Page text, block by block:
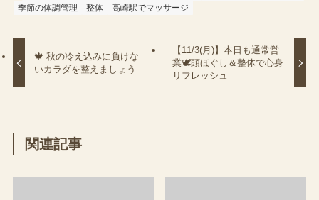
季節の体調管理
整体 高崎駅でマッサージ
🍁 秋の冷え込みに負けな
いカラダを整えましょう
【11/3(月)】本日も通常営
業🕊頭ほぐし＆整体で心身
リフレッシュ
関連記事